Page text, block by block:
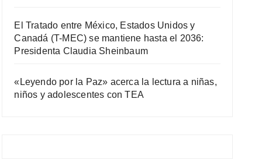
El Tratado entre México, Estados Unidos y
Canadá (T-MEC) se mantiene hasta el 2036:
Presidenta Claudia Sheinbaum
«Leyendo por la Paz» acerca la lectura a niñas,
niños y adolescentes con TEA